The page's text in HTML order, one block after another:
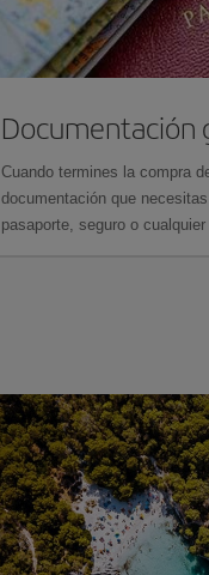
Documentación
Cuando termines la compra
documentación que
pasaporte, seguro o